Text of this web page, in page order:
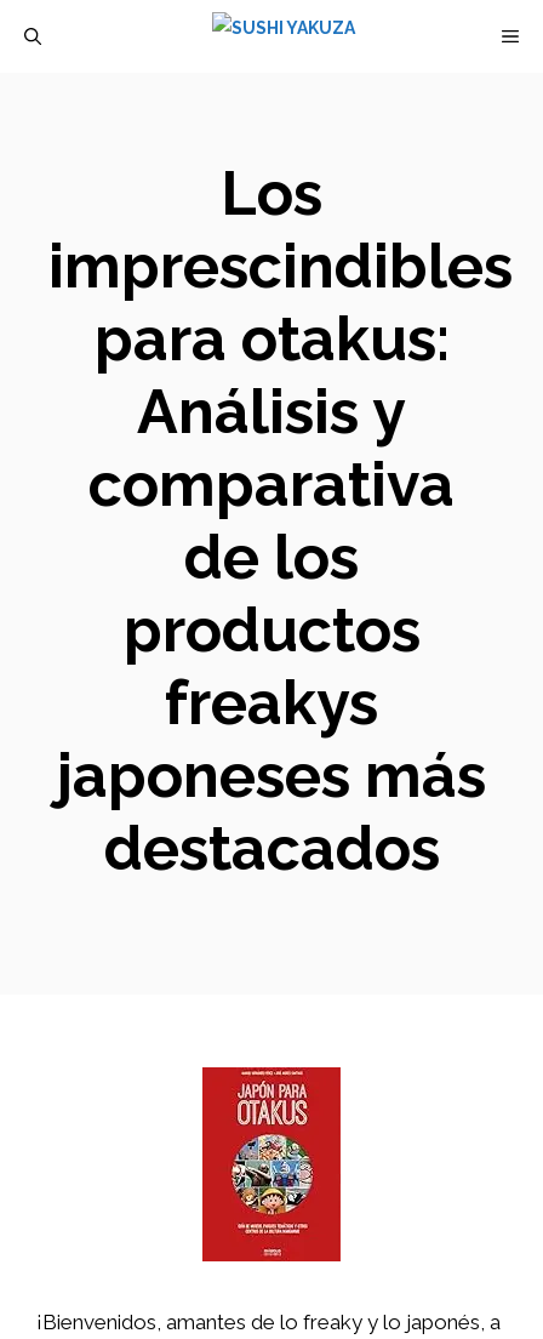
Los
imprescindibles
para otakus:
Análisis y
comparativa
de los
productos
freakys
japoneses más
destacados
¡Bienvenidos, amantes de lo freaky y lo japonés, a